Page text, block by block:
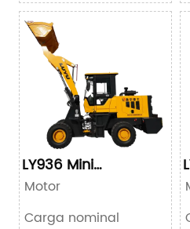
LY936 Mini
Cargadora de
Motor
Carga nominal